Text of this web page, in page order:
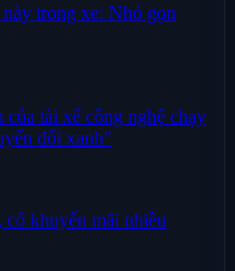
trong xe: Nhỏ gọn
tài xế công nghệ chạy
đổi xanh"
có khuyến mãi nhiều